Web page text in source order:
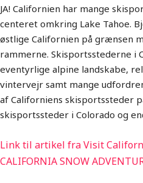
JA! Californien har mange
centeret omkring Lake Tahoe.
østlige Californien på grænsen
rammerne. Skisportsstederne i
eventyrlige alpine landskabe,
vintervejr samt mange
af Californiens skisportssteder
skisportssteder i Colorado og
Link til artikel fra Visit
CALIFORNIA SNOW